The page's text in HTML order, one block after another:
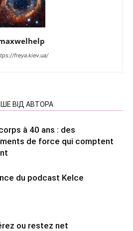
freya.kiev.ua/
ВІД АВТОРА
à 40 ans : des
de force qui comptent
du podcast Kelce
ou restez net